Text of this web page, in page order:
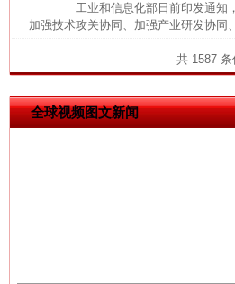
工业和信息化部日前印发通知，
加强技术攻关协同、加强产业研发协
共 1587 条
全球视频图文新闻
这是一记警钟！